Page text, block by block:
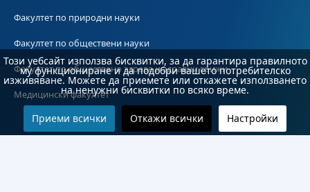
Факултет по природни науки
Факултет по обществени науки
Факултет по обществено здраве и здравни грижи
Медицински факултет
Този уебсайт използва бисквитки, за да гарантира правилното
му функциониране и да подобри вашето потребителско
изживяване. Можете да приемете или откажете използването
на ненужни бисквитки по всяко време.
Приеми всички Откажи всички Настройки